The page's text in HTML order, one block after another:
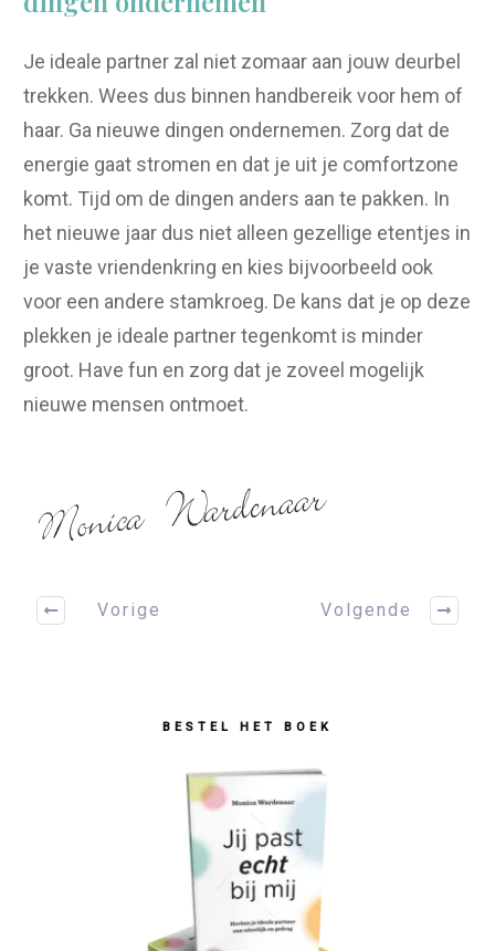
Je ideale partner zal niet zomaar aan jouw deurbel
trekken. Wees dus binnen handbereik voor hem of
haar. Ga nieuwe dingen ondernemen. Zorg dat de
energie gaat stromen en dat je uit je comfortzone
komt. Tijd om de dingen anders aan te pakken. In
het nieuwe jaar dus niet alleen gezellige etentjes in
je vaste vriendenkring en kies bijvoorbeeld ook
voor een andere stamkroeg. De kans dat je op deze
plekken je ideale partner tegenkomt is minder
groot. Have fun en zorg dat je zoveel mogelijk
nieuwe mensen ontmoet.
Vorige Volgende
BESTEL HET BOEK